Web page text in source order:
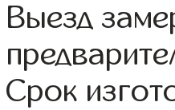
Выезд
Срок